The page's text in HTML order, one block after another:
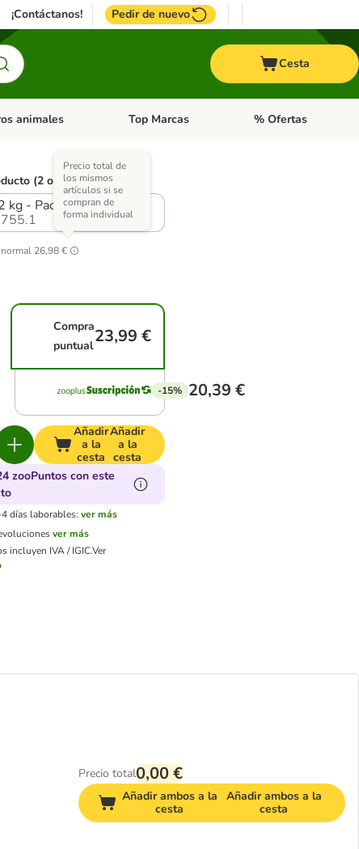
¡Contáctanos! Pedir de nuevo
Cesta
y +
de categoria abierto: Pájaros
animales Menú de categoria abierto: Otros animales
Top Marcas Menú de categoria
% Ofertas
(2 opciones)
kg - Pack Ahorro
26,98 €
Precio total de
los mismos
artículos si se
compran de
forma individual
Compra
puntual23,99 €
-15% 20,39 €
Añadir
a la
cesta
Añadir
a la
cesta
zooPuntos con este
días laborables: ver más
ver más
incluyen IVA / IGIC.Ver
Precio total0,00 €
Añadir ambos a la
cesta
Añadir ambos a la
cesta